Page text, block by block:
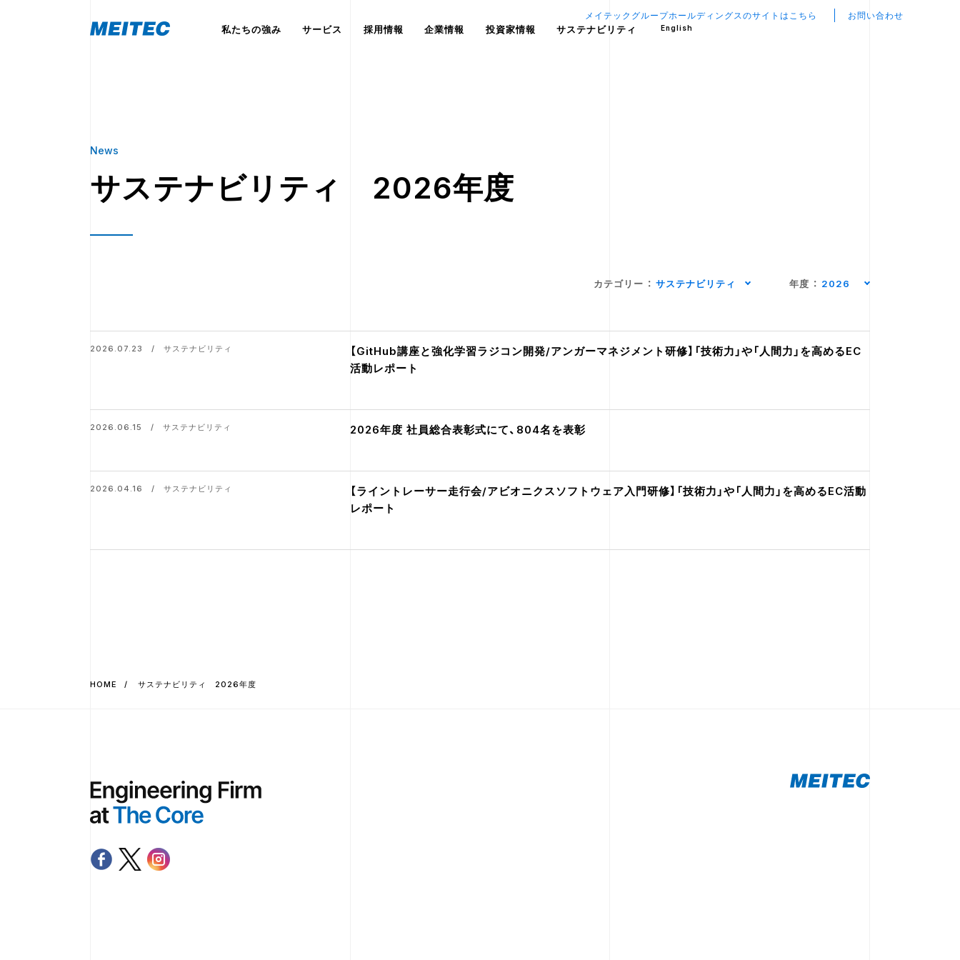
私たちの強み サービス 採用情報 企業情報 投資家情報 サステナビリティ English
メイテックグループホールディングスのサイトはこちら お問い合わせ
News
サステナビリティ 2026年度
カテゴリー ： サステナビリティ 年度 ： 2026
2026.07.23 / サステナビリティ
【GitHub講座と強化学習ラジコン開発/アンガーマネジメント研修】「技術力」や「人間力」を高めるEC
活動レポート
2026.06.15 / サステナビリティ 2026年度 社員総合表彰式にて、804名を表彰
2026.04.16 / サステナビリティ
【ライントレーサー走行会/アビオニクスソフトウェア入門研修】「技術力」や「人間力」を高めるEC活動
レポート
HOME サステナビリティ 2026年度